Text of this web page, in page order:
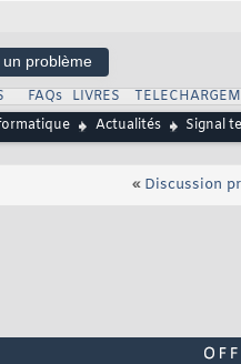
problème
FAQs LIVRES
Actualités Signal
« Discussion